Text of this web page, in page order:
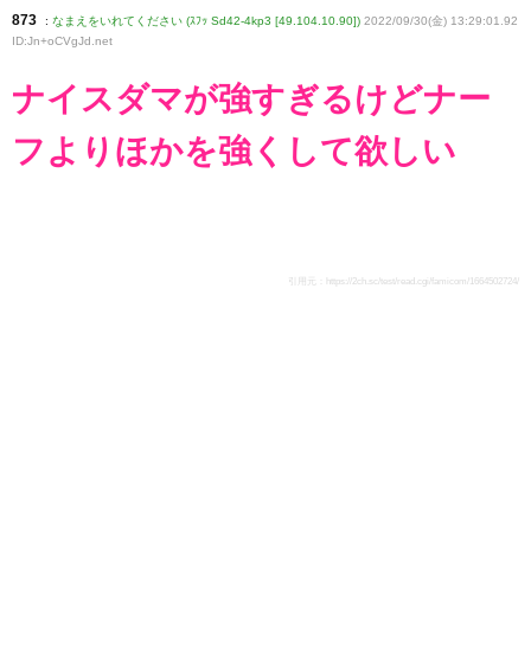
873 : なまえをいれてください (ｽﾌｯ Sd42-4kp3 [49.104.10.90]) 2022/09/30(金) 13:29:01.92
ID:Jn+oCVgJd .net
ナイスダマが強すぎるけどナー
フよりほかを強くして欲しい
引用元： https://2ch.sc/test/read.cgi/famicom/1664502724/